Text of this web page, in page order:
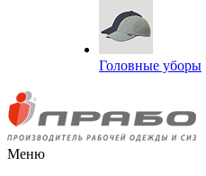
Головные уборы
Меню